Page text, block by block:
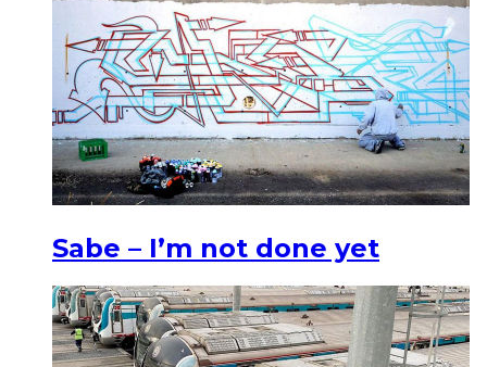
Sabe – I’m not done yet